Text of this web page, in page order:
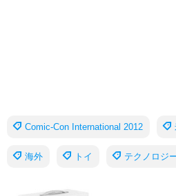
Comic-Con International 2012
海外 トイ テクノロジ